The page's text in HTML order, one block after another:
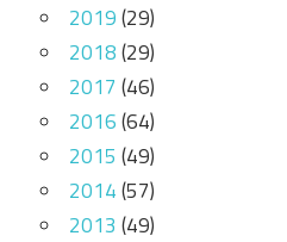
2019(29)
2018(29)
2017 (46)
2016(64)
2015 (49)
2014(57)
2013 (49)